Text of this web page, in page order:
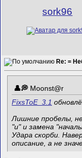
sork96
Re: =
Mооnst@r
FixsToE_3.1
Лишние пробелы,
"и" и замена
Удара скорби.
описание, а не